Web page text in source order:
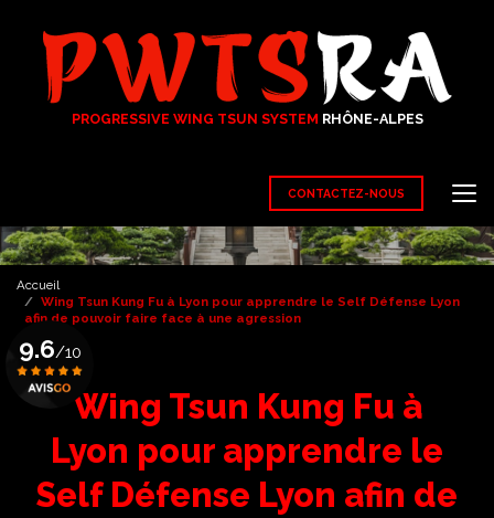
contenu
principal
PROGRESSIVE WING TSUN SYSTEM RHÔNE-ALPES
CONTACTEZ-NOUS
9.6/10
Voir le certificat
Accueil
Wing Tsun Kung Fu à Lyon pour apprendre le Self Défense Lyon
afin de pouvoir faire face à une agression
Wing Tsun Kung Fu à
Lyon pour apprendre le
Self Défense Lyon afin de